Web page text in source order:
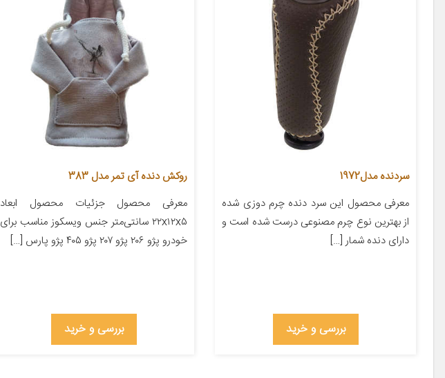
سردنده مدل1972
معرفی محصول این سرد دنده چرم دوزی شده
از بهترین نوع چرم مصنوعی درست شده است و
دارای دنده شمار […]
بررسی و خرید
روکش دنده آی تمر مدل 383
معرفی محصول جزئیات محصول ابعاد
۲۲x۱۲x۵ سانتی‌متر جنس ویسکوز مناسب برای
خودرو پژو ۲۰۶ پژو ۲۰۷ پژو ۴۰۵ پژو پارس […]
بررسی و خرید